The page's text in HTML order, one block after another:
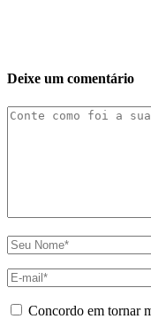
Deixe um comentário
Concordo em tornar